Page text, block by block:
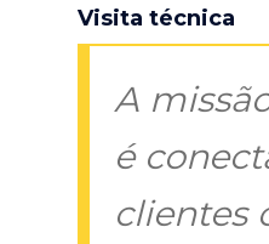
Visita técnica
A
é
clientes